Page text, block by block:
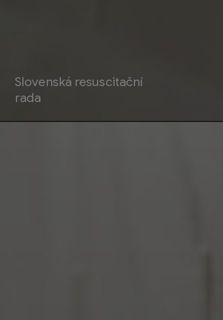
Slovenská resuscitační
rada